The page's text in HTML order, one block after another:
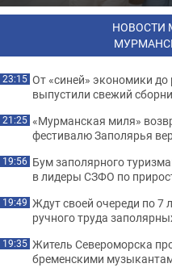
НОВОСТИ
23:15 От «синей» экономики до
выпустили свежий
21:25 «Мурманская миля»
фестивалю Заполярья
19:56 Бум заполярного
в лидеры СЗФО по
19:49 Ждут своей очереди по 7
ручного труда
19:35 Житель Североморска
бременскими